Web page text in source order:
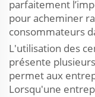
parfaitement
pour acheminer
consommateurs
L'utilisation des
présente
permet aux
Lorsqu'une